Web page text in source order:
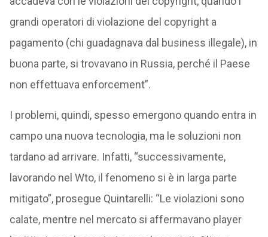
grandi operatori di violazione del copyright a
pagamento (chi guadagnava dal business illegale), in
buona parte, si trovavano in Russia, perché il Paese
non effettuava enforcement”.
I problemi, quindi, spesso emergono quando entra in
campo una nuova tecnologia, ma le soluzioni non
tardano ad arrivare. Infatti, “successivamente,
lavorando nel Wto, il fenomeno si è in larga parte
mitigato”, prosegue Quintarelli: “Le violazioni sono
calate, mentre nel mercato si affermavano player